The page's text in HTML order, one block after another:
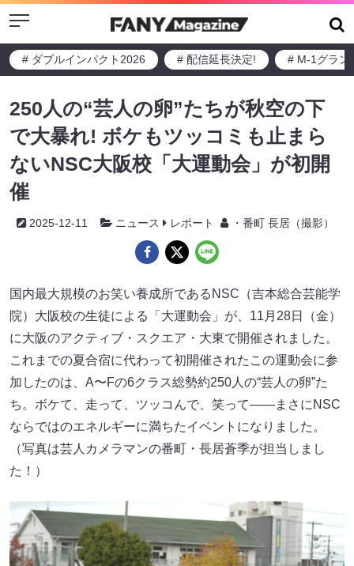
Menu
# ダブルインパクト2026 # 配信延長決定! # M-1グラン
250人の“芸人の卵”たちが秋空の下
で大暴れ! ボケもツッコミも止まら
ないNSC大阪校「大運動会」が初開
催
2025-12-11 ニュース レポート ・番町 長居（撮影）
国内最大規模のお笑い養成所であるNSC（吉本総合芸能学
院）大阪校の生徒による「大運動会」が、11月28日（金）
に大阪のアクティブ・スクエア・大東で開催されました。
これまでの夏合宿に代わって初開催されたこの運動会に参
加したのは、A〜Fの6クラス総勢約250人の“芸人の卵”た
ち。ボケて、走って、ツッコんで、笑って――まさにNSC
ならではのエネルギーに満ちたイベントになりました。
（写真は芸人カメラマンの番町・長居蒼季が担当しまし
た！）